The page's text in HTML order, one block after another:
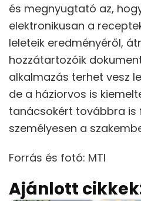
és megnyugtató az,
elektronikusan a
leleteik eredményéről,
hozzátartozóik
alkalmazás terhet vesz
de a háziorvos is
tanácsokért továbbra is
személyesen a
Forrás és fotó: MTI
Ajánlott